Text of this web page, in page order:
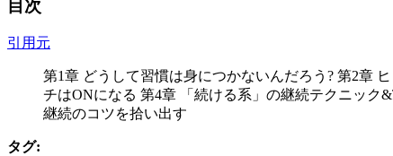
目次
引用元
第1章 どうして習慣は身につかないんだろう? 第2章
チはONになる 第4章 「続ける系」の継続テクニック
継続のコツを拾い出す
タグ: